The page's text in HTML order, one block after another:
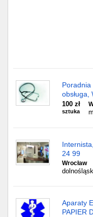
obsługa,
100 zł
sztuka
24 99
Wrocław
Aparaty
PAPIER